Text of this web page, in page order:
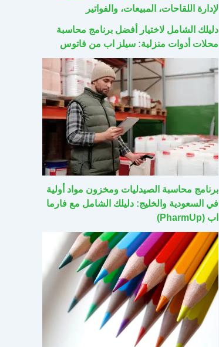
لإدارة اللقاحات، المبيعات، والفواتير
دليلك الشامل لاختيار أفضل برنامج محاسبة
محلات أدوات منزلية: سيلز اب من فاتوس
برنامج محاسبة الصيدليات ومخزون مواد أولية
في السعودية والخليج: دليلك الشامل مع فارما
اب (PharmUp)